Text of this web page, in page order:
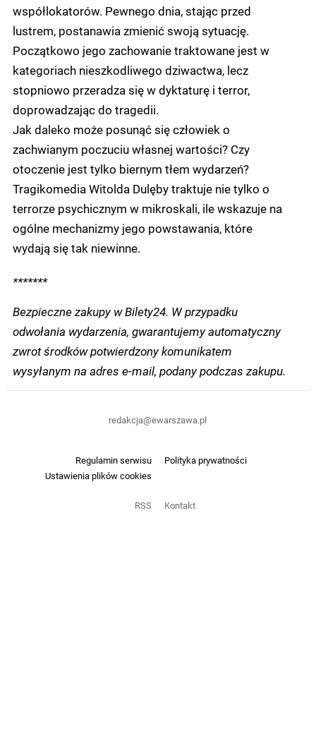
współlokatorów. Pewnego dnia, stając przed
lustrem, postanawia zmienić swoją sytuację.
Początkowo jego zachowanie traktowane jest w
kategoriach nieszkodliwego dziwactwa, lecz
stopniowo przeradza się w dyktaturę i terror,
doprowadzając do tragedii.
Jak daleko może posunąć się człowiek o
zachwianym poczuciu własnej wartości? Czy
otoczenie jest tylko biernym tłem wydarzeń?
Tragikomedia Witolda Dulęby traktuje nie tylko o
terrorze psychicznym w mikroskali, ile wskazuje na
ogólne mechanizmy jego powstawania, które
wydają się tak niewinne.
*******
Bezpieczne zakupy w Bilety24. W przypadku
odwołania wydarzenia, gwarantujemy automatyczny
zwrot środków potwierdzony komunikatem
wysyłanym na adres e-mail, podany podczas zakupu.
Regulamin serwisu
Polityka prywatności
Ustawienia plików cookies
RSS Kontakt
redakcja@ewarszawa.pl